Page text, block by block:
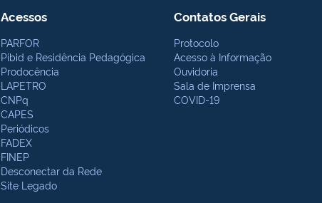
Acessos
PARFOR
Pibid e Residência Pedagógica
Prodocência
LAPETRO
CNPq
CAPES
Periódicos
FADEX
FINEP
Desconectar da Rede
Site Legado
Contatos Gerais
Protocolo
Acesso à Informação
Ouvidoria
Sala de Imprensa
COVID-19